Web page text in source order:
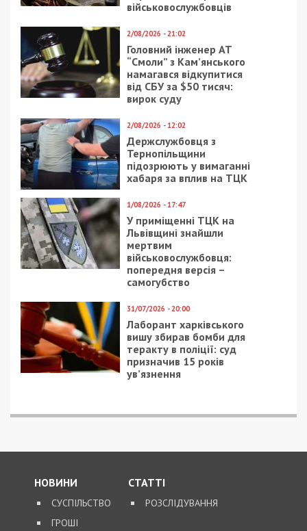
5/08/2026 - 13:24
У Хмельницькому директора мовної школи
підозрюють у розбещенні учениць
ПОПУЛЯРНІ НОВИНИ
5/08/2026 - 21:31
Представився
“штрафбатом”: у Харкові
На Волині депутат-
відряджав підлеглих